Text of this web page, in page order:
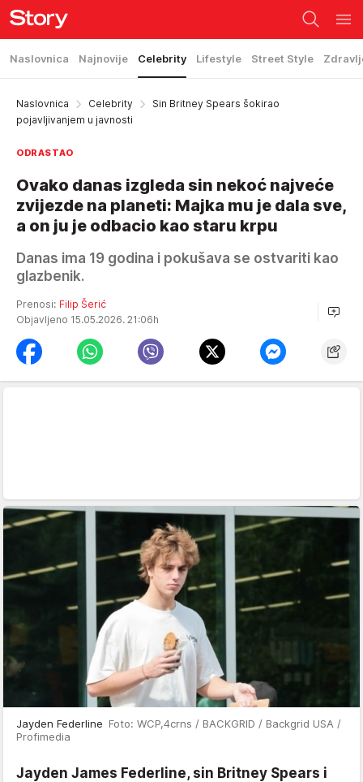
Naslovnica Najnovije Celebrity Lifestyle Street Style
Naslovnica Celebrity
Sin Britney Spears šokirao
pojavljivanjem u javnosti
ODRASTAO
Ovako danas izgleda sin nekoć najveće
zvijezde na planeti: Majka mu je dala sve,
a on ju je odbacio kao staru krpu
Danas ima 19 godina i pokušava se ostvariti kao
glazbenik.
Prenosi: Filip Šerić
Objavljeno 15.05.2026. 21:06h
Jayden Federline Foto: WCP,4crns / BACKGRID / Backgrid USA /
Profimedia
Jayden James Federline, sin Britney Spears i